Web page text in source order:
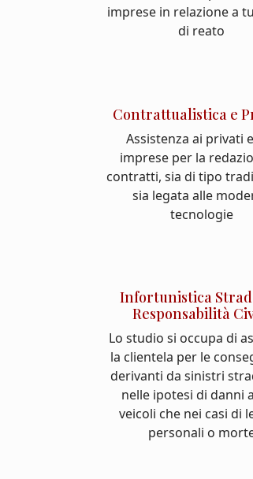
imprese in relazione a
di reato
Contrattualistica e
Assistenza ai privati
imprese per la
contratti, sia di tipo
sia legata alle
tecnologie
Infortunistica
Responsabilità
Lo studio si occupa di
la clientela per le
derivanti da sinistri
nelle ipotesi di danni
veicoli che nei casi di
personali o